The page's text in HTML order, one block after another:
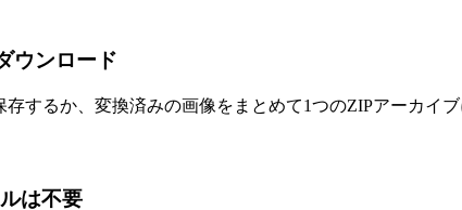
ウンロード
するか、変換済みの画像をまとめて1つのZIPアーカイブ
は不要